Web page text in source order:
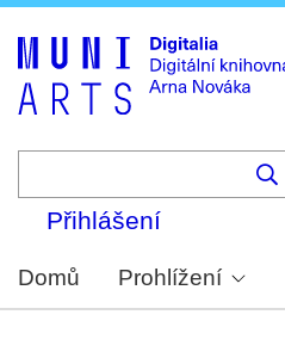
Přihlášení
Domů Prohlížení